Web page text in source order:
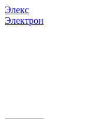
Элекс
Электрон